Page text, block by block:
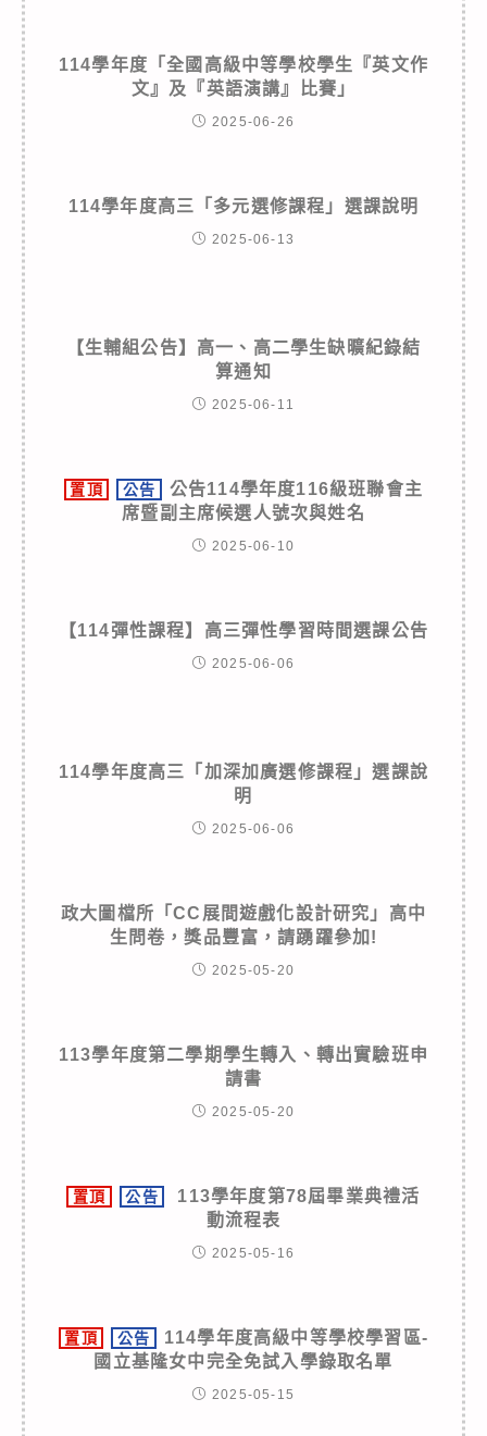
114學年度「全國高級中等學校學生『英文作
文』及『英語演講』比賽」
2025-06-26
114學年度高三「多元選修課程」選課說明
2025-06-13
【生輔組公告】高一、高二學生缺曠紀錄結
算通知
2025-06-11
置頂 公告
公告114學年度116級班聯會主
席暨副主席候選人號次與姓名
2025-06-10
【114彈性課程】高三彈性學習時間選課公告
2025-06-06
114學年度高三「加深加廣選修課程」選課說
明
2025-06-06
政大圖檔所「CC展間遊戲化設計研究」高中
生問卷，獎品豐富，請踴躍參加!
2025-05-20
113學年度第二學期學生轉入、轉出實驗班申
請書
2025-05-20
置頂 公告
113學年度第78屆畢業典禮活
動流程表
2025-05-16
置頂 公告
114學年度高級中等學校學習區-
國立基隆女中完全免試入學錄取名單
2025-05-15